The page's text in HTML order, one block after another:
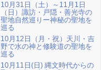
10月31日（土）～11月1日
（日）諏訪・戸隠・善光寺の
聖地自然巡りー神秘の聖地を
巡る
10月12日（月・祝）天川・吉
野で水の神と修験道の聖地を
巡る
10月11日(日) 縄文時代からの